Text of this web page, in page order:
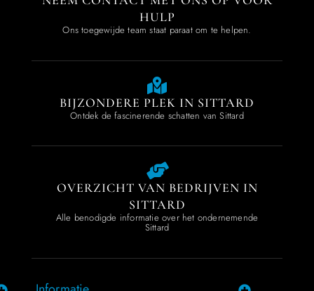
HULP
Ons toegewijde team staat paraat om te helpen.
BIJZONDERE PLEK IN SITTARD
Ontdek de fascinerende schatten van Sittard
OVERZICHT VAN BEDRIJVEN IN
SITTARD
Alle benodigde informatie over het ondernemende
Sittard